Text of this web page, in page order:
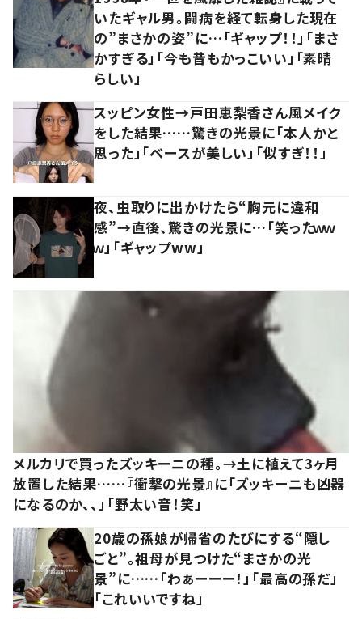
いたギャル男。闘病を経て転身した現在
の”まさかの姿”に…「ギャップ！！」「まさ
かすぎる」「今も昔もかっこいい」「素晴
らしい」
スッピン女性→戸田恵梨香さん風メイク
をした結果……驚きの光景に「本人かと
思った」「ベースが美しい」「似すぎ！！」
夜、虫取りに出かけたら“胸元に違和
感”→直後、驚きの光景に…「笑ったｗｗ
ｗ」「ギャップww」
メルカリで買ったズッキーニの種。→土に植えて3ヶ月
放置した結果……『衝撃の光景』に「ズッキーニも凶器
になるのか、、」「野太い音！笑」
20歳の孫娘が帰省のたびにする“隠し
ごと”。祖母が見つけた“まさかの光
景”に……「わぁーーー！」「最高の孫だ」
「これいいですね」